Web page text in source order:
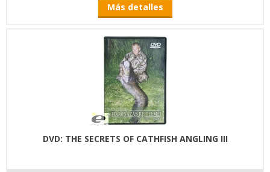
Más detalles
DVD: THE SECRETS OF CATHFISH ANGLING III